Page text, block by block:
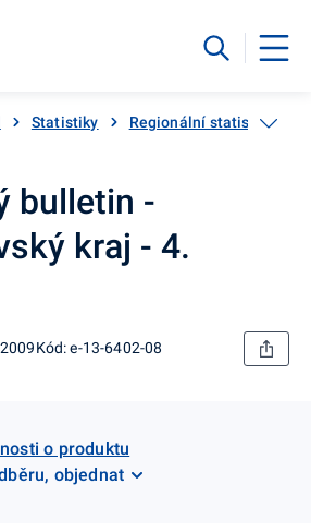
Statistiky Regionální statistiky
bulletin -
kraj - 4.
Kód: e-13-6402-08
o produktu
objednat